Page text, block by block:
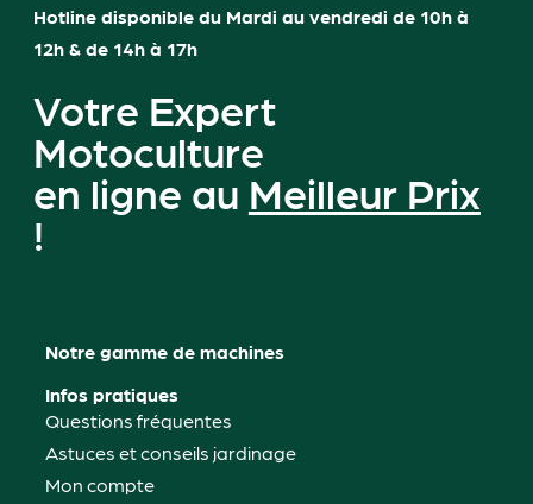
Hotline disponible du Mardi au vendredi de 10h à
12h & de 14h à 17h
Votre Expert
Motoculture
en ligne au Meilleur Prix
!
Notre gamme de machines
Infos pratiques
Questions fréquentes
Astuces et conseils jardinage
Mon compte